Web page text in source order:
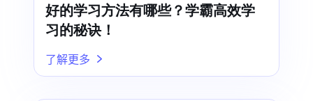
好的学习方法有哪些？学霸高效学
习的秘诀！
了解更多